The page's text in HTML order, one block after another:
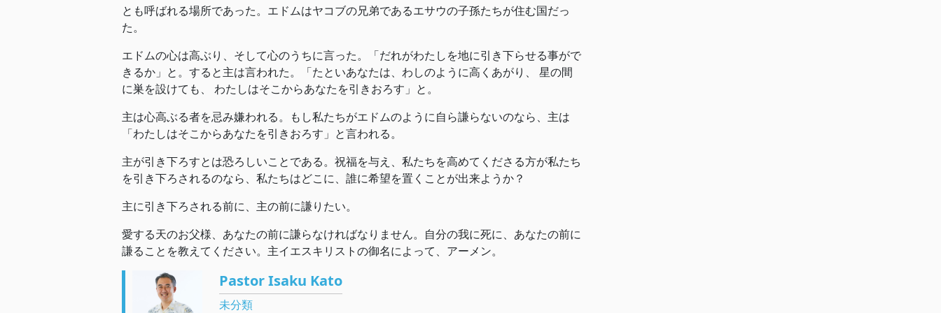
とも呼ばれる場所であった。エドムはヤコブの兄弟であるエサウの子孫たちが住む国だっ
た。
エドムの心は高ぶり、そして心のうちに言った。「だれがわたしを地に引き下らせる事がで
きるか」と。すると主は言われた。「たといあなたは、わしのように高くあがり、 星の間
に巣を設けても、 わたしはそこからあなたを引きおろす」と。
主は心高ぶる者を忌み嫌われる。もし私たちがエドムのように自ら謙らないのなら、主は
「わたしはそこからあなたを引きおろす」と言われる。
主が引き下ろすとは恐ろしいことである。祝福を与え、私たちを高めてくださる方が私たち
を引き下ろされるのなら、私たちはどこに、誰に希望を置くことが出来ようか？
主に引き下ろされる前に、主の前に謙りたい。
愛する天のお父様、あなたの前に謙らなければなりません。自分の我に死に、あなたの前に
謙ることを教えてください。主イエスキリストの御名によって、アーメン。
Pastor Isaku Kato
未分類